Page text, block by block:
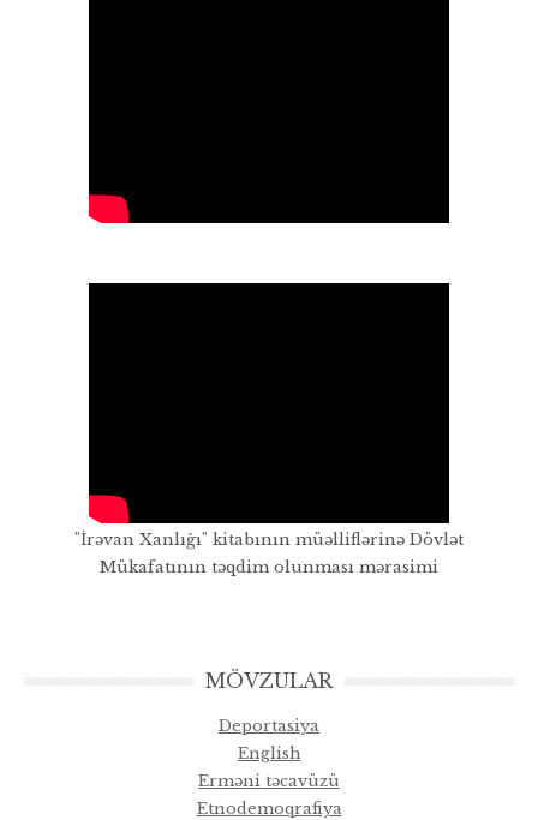
"İrəvan Xanlığı" kitabının müəlliflərinə Dövlət
Mükafatının təqdim olunması mərasimi
MÖVZULAR
Deportasiya
English
Erməni təcavüzü
Etnodemoqrafiya